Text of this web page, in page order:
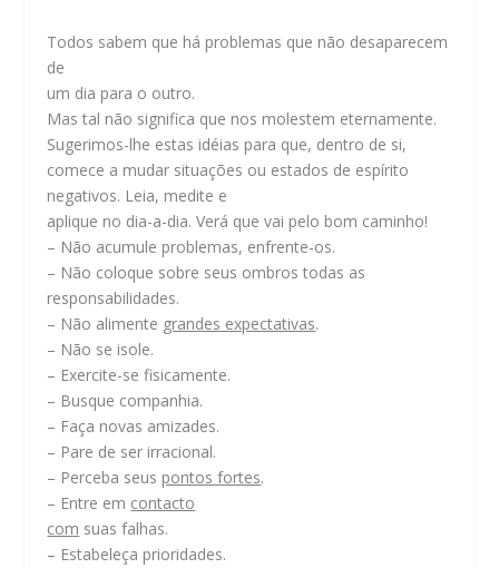
Todos sabem que há problemas que não desaparecem
de
um dia para o outro.
Mas tal não significa que nos molestem eternamente.
Sugerimos-lhe estas idéias para que, dentro de si,
comece a mudar situações ou estados de espírito
negativos. Leia, medite e
aplique no dia-a-dia. Verá que vai pelo bom caminho!
– Não acumule problemas, enfrente-os.
– Não coloque sobre seus ombros todas as
responsabilidades.
– Não alimente grandes expectativas.
– Não se isole.
– Exercite-se fisicamente.
– Busque companhia.
– Faça novas amizades.
– Pare de ser irracional.
– Perceba seus pontos fortes.
– Entre em contacto
com suas falhas.
– Estabeleça prioridades.